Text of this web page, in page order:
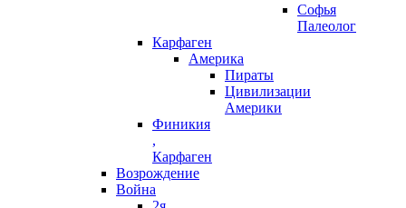
Софья
Палеолог
Карфаген
Америка
Пираты
Цивилизации
Америки
Финикия
,
Карфаген
Возрождение
Война